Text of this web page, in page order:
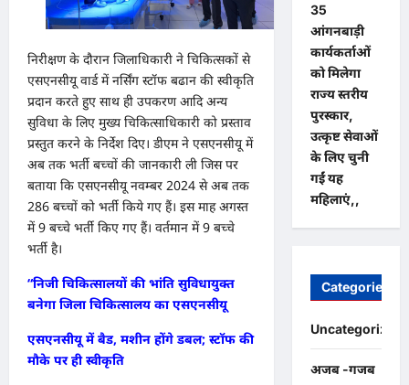
निरीक्षण के दौरान जिलाधिकारी ने चिकित्सकों से
एसएनसीयू वार्ड में नर्सिंग स्टॉफ बढान की स्वीकृति
प्रदान करते हुए साथ ही उपकरण आदि अन्य
सुविधा के लिए मुख्य चिकित्साधिकारी को प्रस्ताव
प्रस्तुत करने के निर्देश दिए। डीएम ने एसएनसीयू में
अब तक भर्ती बच्चों की जानकारी ली जिस पर
बताया कि एसएनसीयू नवम्बर 2024 से अब तक
286 बच्चों को भर्ती किये गए हैं। इस माह अगस्त
में 9 बच्चे भर्ती किए गए हैं। वर्तमान में 9 बच्चे
भर्ती है।
“निजी चिकित्सालयों की भांति सुविधायुक्त
बनेगा जिला चिकित्सालय का एसएनसीयू
एसएनसीयू में बैड, मशीन होंगे डबल; स्टॉफ की
मौके पर ही स्वीकृति
35
आंगनबाड़ी
कार्यकर्ताओं
को मिलेगा
राज्य स्तरीय
पुरस्कार,
उत्कृष्ट सेवाओं
के लिए चुनी
गईं यह
महिलाएं,,
Categories
Uncategorized
अजब -गजब